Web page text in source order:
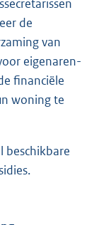
de
van
eigenaren-
financiële
woning te
beschikbare